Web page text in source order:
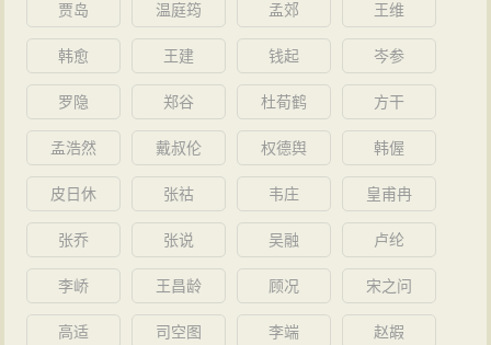
贾岛 温庭筠 孟郊 王维
韩愈 王建 钱起 岑参
罗隐 郑谷 杜荀鹤 方干
孟浩然 戴叔伦 权德舆 韩偓
皮日休 张祜 韦庄 皇甫冉
张乔 张说 吴融 卢纶
李峤 王昌龄 顾况 宋之问
高适 司空图 李端 赵嘏